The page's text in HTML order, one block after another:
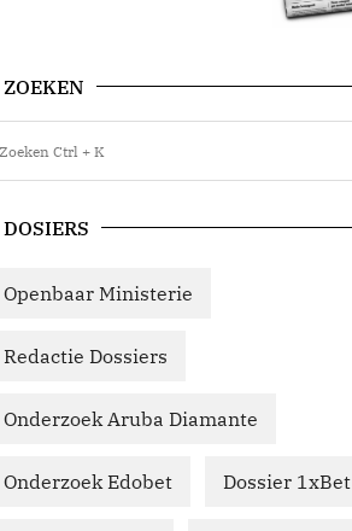
ZOEKEN
DOSIERS
Openbaar Ministerie
Redactie Dossiers
Onderzoek Aruba Diamante
Onderzoek Edobet Dossier 1xBet